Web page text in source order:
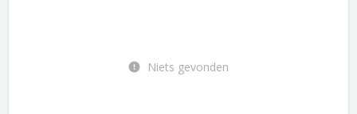
Niets gevonden